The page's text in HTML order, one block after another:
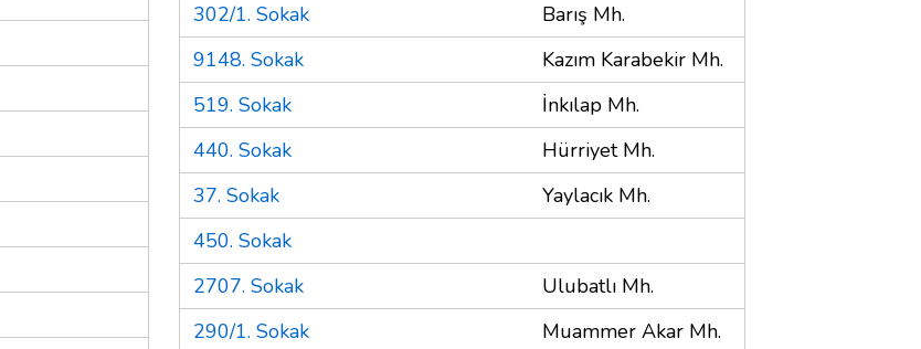
302/1. Sokak
Barış Mh.
9148. Sokak
Kazım Karabekir Mh.
519. Sokak
İnkılap Mh.
440. Sokak
Hürriyet Mh.
37. Sokak
Yaylacık Mh.
450. Sokak
2707. Sokak
Ulubatlı Mh.
290/1. Sokak
Muammer Akar Mh.